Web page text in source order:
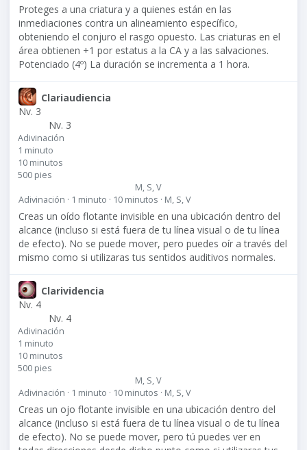
Proteges a una criatura y a quienes están en las
inmediaciones contra un alineamiento específico,
obteniendo el conjuro el rasgo opuesto. Las criaturas en el
área obtienen +1 por estatus a la CA y a las salvaciones.
Potenciado (4º) La duración se incrementa a 1 hora.
Clariaudiencia
Nv. 3
Nv. 3
Adivinación
1 minuto
10 minutos
500 pies
M, S, V
Adivinación · 1 minuto · 10 minutos · M, S, V
Creas un oído flotante invisible en una ubicación dentro del
alcance (incluso si está fuera de tu línea visual o de tu línea
de efecto). No se puede mover, pero puedes oír a través del
mismo como si utilizaras tus sentidos auditivos normales.
Clarividencia
Nv. 4
Nv. 4
Adivinación
1 minuto
10 minutos
500 pies
M, S, V
Adivinación · 1 minuto · 10 minutos · M, S, V
Creas un ojo flotante invisible en una ubicación dentro del
alcance (incluso si está fuera de tu línea visual o de tu línea
de efecto). No se puede mover, pero tú puedes ver en